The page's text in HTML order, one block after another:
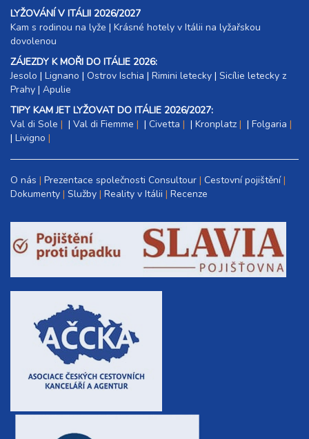
LYŽOVÁNÍ V ITÁLII 2026/2027
Kam s rodinou na lyže |​ Krásné hotely v Itálii na lyžařskou
dovolenou
ZÁJEZDY K MOŘI DO ITÁLIE 2026:
Jesolo | Lignano | Ostrov Ischia | Rimini letecky | Sicílie letecky z
Prahy | Apulie
TIPY KAM JET LYŽOVAT DO ITÁLIE 2026/2027:
Val di Sole
| Val di Fiemme | Civetta | Kronplatz | Folgaria
| Livigno
O nás Prezentace společnosti Consultour Cestovní pojištění
Dokumenty Služby Reality v Itálii Recenze